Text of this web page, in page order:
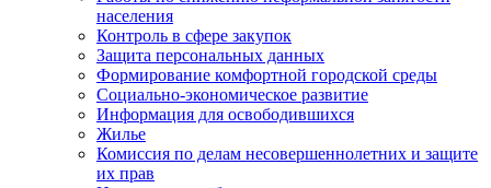
населения
Контроль в сфере закупок
Защита персональных данных
Формирование комфортной городской среды
Социально-экономическое развитие
Информация для освободившихся
Жилье
Комиссия по делам несовершеннолетних и защите
их прав